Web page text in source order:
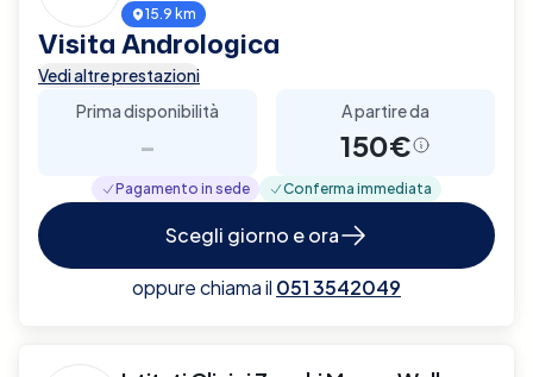
15.9 km
Visita Andrologica
Vedi altre prestazioni
Prima disponibilità
-
A partire da
150€
Pagamento in sede Conferma immediata
Scegli giorno e ora
oppure chiama il 051 3542049